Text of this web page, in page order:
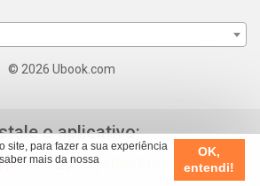
site, para fazer a sua experiência
mais da nossa
OK,
entendi!
© 2026 Ubook.com
o aplicativo: